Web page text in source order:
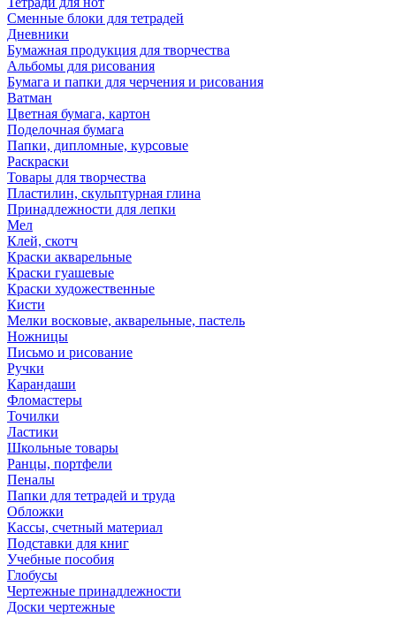
Сменные блоки для тетрадей
Дневники
Бумажная продукция для творчества
Альбомы для рисования
Бумага и папки для черчения и рисования
Ватман
Цветная бумага, картон
Поделочная бумага
Папки, дипломные, курсовые
Раскраски
Товары для творчества
Пластилин, скульптурная глина
Принадлежности для лепки
Мел
Клей, скотч
Краски акварельные
Краски гуашевые
Краски художественные
Кисти
Мелки восковые, акварельные, пастель
Ножницы
Письмо и рисование
Ручки
Карандаши
Фломастеры
Точилки
Ластики
Школьные товары
Ранцы, портфели
Пеналы
Папки для тетрадей и труда
Обложки
Кассы, счетный материал
Подставки для книг
Учебные пособия
Глобусы
Чертежные принадлежности
Доски чертежные